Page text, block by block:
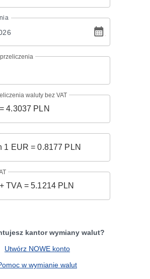
waluty bez VAT
kantor wymiany walut?
Utwórz NOWE konto
w wymianie walut